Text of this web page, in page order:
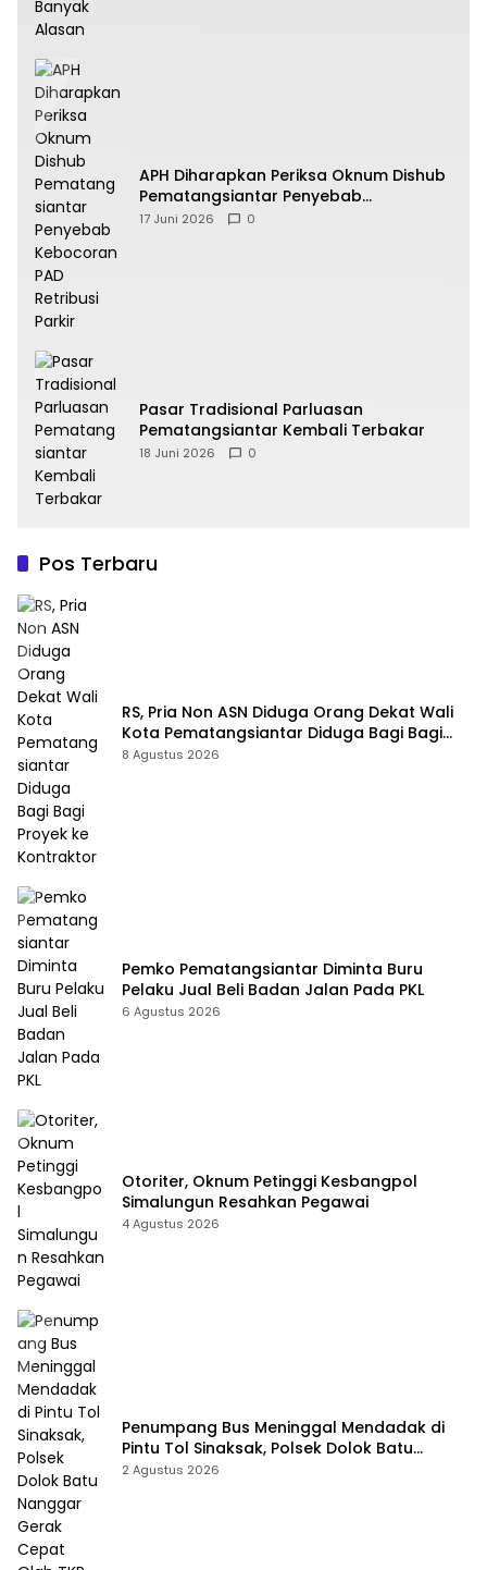
APH Diharapkan Periksa Oknum Dishub
Pematangsiantar Penyebab
Kebocoran PAD Retribusi Parkir
17 Juni 2026 0
Pasar Tradisional Parluasan
Pematangsiantar Kembali Terbakar
18 Juni 2026 0
Pos Terbaru
RS, Pria Non ASN Diduga Orang Dekat Wali
Kota Pematangsiantar Diduga Bagi Bagi
Proyek ke Kontraktor
8 Agustus 2026
Pemko Pematangsiantar Diminta Buru
Pelaku Jual Beli Badan Jalan Pada PKL
6 Agustus 2026
Otoriter, Oknum Petinggi Kesbangpol
Simalungun Resahkan Pegawai
4 Agustus 2026
Penumpang Bus Meninggal Mendadak di
Pintu Tol Sinaksak, Polsek Dolok Batu
Nanggar Gerak Cepat Olah TKP
2 Agustus 2026